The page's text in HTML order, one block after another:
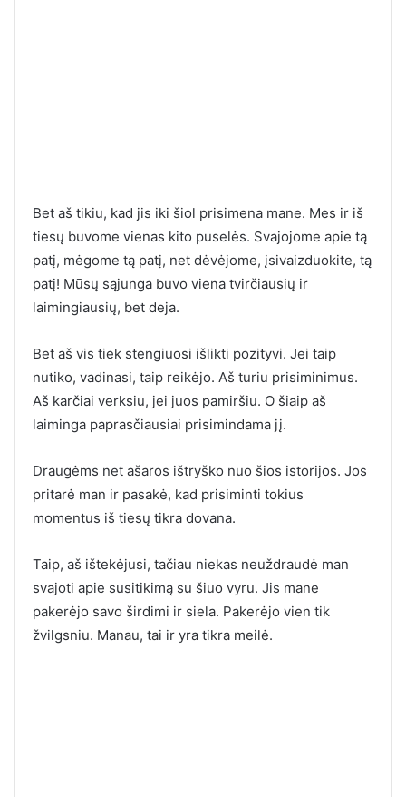
Bet aš tikiu, kad jis iki šiol prisimena mane. Mes ir iš
tiesų buvome vienas kito puselės. Svajojome apie tą
patį, mėgome tą patį, net dėvėjome, įsivaizduokite, tą
patį! Mūsų sąjunga buvo viena tvirčiausių ir
laimingiausių, bet deja.
Bet aš vis tiek stengiuosi išlikti pozityvi. Jei taip
nutiko, vadinasi, taip reikėjo. Aš turiu prisiminimus.
Aš karčiai verksiu, jei juos pamiršiu. O šiaip aš
laiminga paprasčiausiai prisimindama jį.
Draugėms net ašaros ištryško nuo šios istorijos. Jos
pritarė man ir pasakė, kad prisiminti tokius
momentus iš tiesų tikra dovana.
Taip, aš ištekėjusi, tačiau niekas neuždraudė man
svajoti apie susitikimą su šiuo vyru. Jis mane
pakerėjo savo širdimi ir siela. Pakerėjo vien tik
žvilgsniu. Manau, tai ir yra tikra meilė.